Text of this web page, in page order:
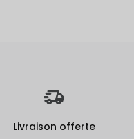
Livraison offerte